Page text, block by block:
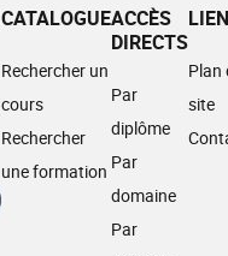
CATALOGUE
Rechercher un
cours
Rechercher
une formation
ACCÈS
DIRECTS
Par
diplôme
Par
domaine
Par
Plan
site